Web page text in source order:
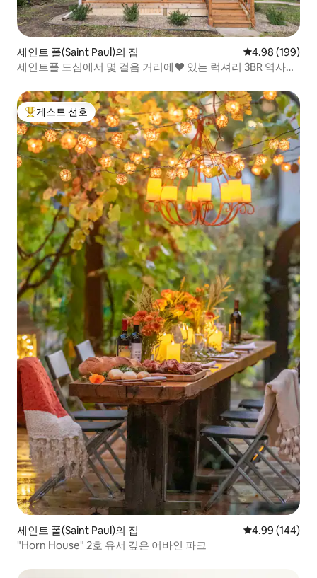
세인트 폴(Saint Paul)의 집 평점 4.98점(5
4.98 (199)
세인트폴 도심에서 몇 걸음 거리에❤️ 있는 럭셔리 3BR 역사적
상위 게스트 선호
게스트 선호
세인트 폴(Saint Paul)의 집 평점 4.99점(5
4.99 (144)
"Horn House" 2호 유서 깊은 어바인 파크